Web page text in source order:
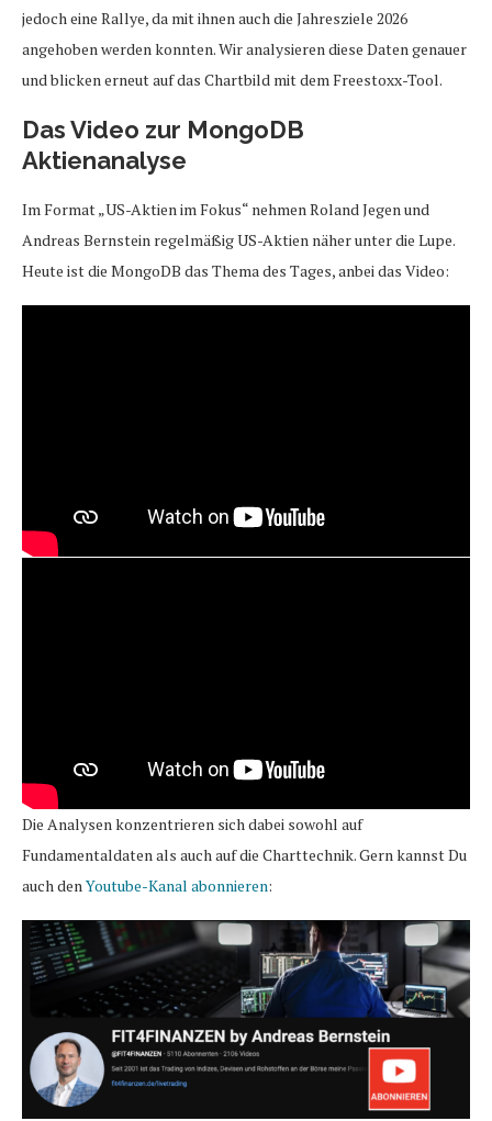
jedoch eine Rallye, da mit ihnen auch die Jahresziele 2026
angehoben werden konnten. Wir analysieren diese Daten genauer
und blicken erneut auf das Chartbild mit dem Freestoxx-Tool.
Das Video zur MongoDB
Aktienanalyse
Im Format „US-Aktien im Fokus“ nehmen Roland Jegen und
Andreas Bernstein regelmäßig US-Aktien näher unter die Lupe.
Heute ist die MongoDB das Thema des Tages, anbei das Video:
Die Analysen konzentrieren sich dabei sowohl auf
Fundamentaldaten als auch auf die Charttechnik. Gern kannst Du
auch denYoutube-Kanal abonnieren: